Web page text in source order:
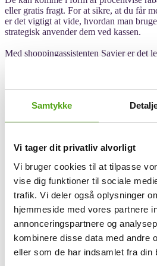
Samtykke
Vi tager dit privatliv alvorligt
Vi bruger cookies til at tilpasse
vise dig funktioner til sociale
trafik. Vi deler også oplysninger
hjemmeside med vores partnere
annonceringspartnere og
kombinere disse data med andre
eller som de har indsamlet fra din
eller gratis fragt. For at sikre, at du får
er det vigtigt at vide, hvordan man
strategisk anvender dem ved kassen.
Med shoppingassistenten Savier er det
rabatkoder til Podimo. Savier
finde og teste rabatkoder for dig, så du
Når du handler hos Podimo og har lagt
kode, der giver dig den største
Det betyder altså også, at du slipper for
diverse koder i håb om at finde den
hele for dig, mens du nærmest ikke skal
hurtigt komme videre med din
podcasts- og lydbogsunivers hos
bedre pris.